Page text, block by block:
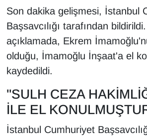
Son dakika gelişmesi, İstanbul
Başsavcılığı tarafından
açıklamada, Ekrem
olduğu, İmamoğlu İnşaat'a el
kaydedildi.
"SULH CEZA
İLE EL
İstanbul Cumhuriyet
Seri İlan
Sinema - TV
SİYASET
SPOR
TEBRİK